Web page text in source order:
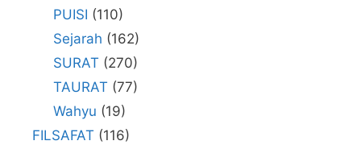
PUISI (110)
Sejarah (162)
SURAT (270)
TAURAT (77)
Wahyu (19)
FILSAFAT (116)